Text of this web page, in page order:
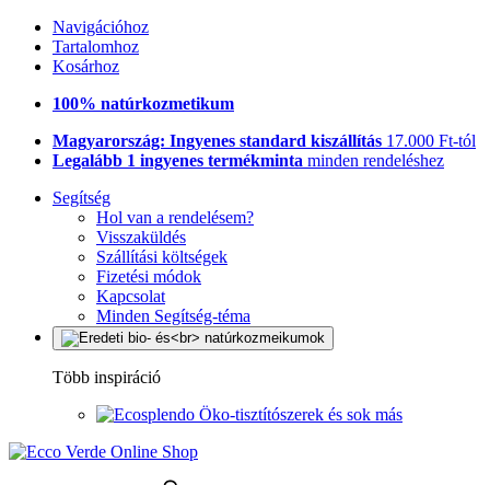
Navigációhoz
Tartalomhoz
Kosárhoz
100% natúrkozmetikum
Magyarország: Ingyenes standard kiszállítás 17.000 Ft-tól
Legalább 1 ingyenes termékminta minden rendeléshez
Segítség
Hol van a rendelésem?
Visszaküldés
Szállítási költségek
Fizetési módok
Kapcsolat
Minden Segítség-téma
Több inspiráció
Öko-tisztítószerek és sok más